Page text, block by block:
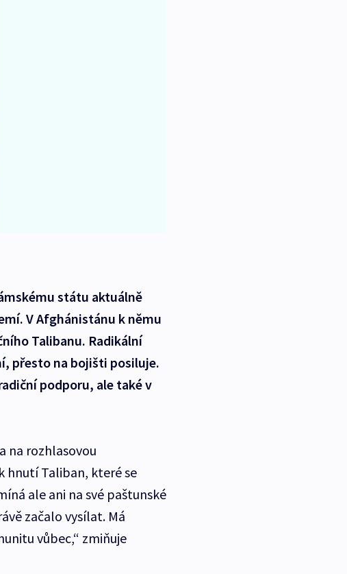
státu aktuálně
V Afghánistánu k němu
Talibanu. Radikální
přesto na bojišti posiluje.
podporu, ale také v
na rozhlasovou
hnutí Taliban, které se
ale ani na své paštunské
začalo vysílat. Má
vůbec,“ zmiňuje